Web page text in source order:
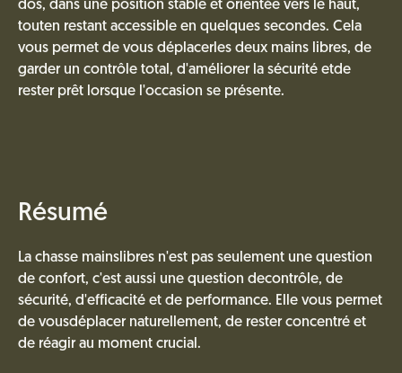
dos, dans une position stable et orientée vers le haut,
touten restant accessible en quelques secondes. Cela
vous permet de vous déplacerles deux mains libres, de
garder un contrôle total, d'améliorer la sécurité etde
rester prêt lorsque l'occasion se présente.
Résumé
La chasse mainslibres n'est pas seulement une question
de confort, c'est aussi une question decontrôle, de
sécurité, d'efficacité et de performance. Elle vous permet
de vousdéplacer naturellement, de rester concentré et
de réagir au moment crucial.